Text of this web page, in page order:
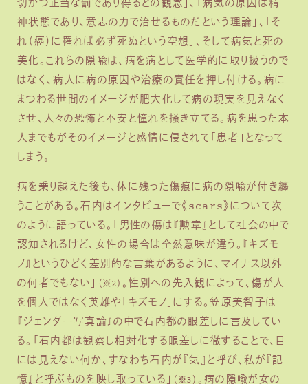
切かつ正当な罰であり得るとの観念」、「病気の原因は精
神状態であり、意志の力で治せるものだという理論」、「そ
れ（癌）に罹れば必ず死ぬという空想」、そして病気と死の
美化。これらの隠喩は、病を病として医学的に取り扱うので
はなく、病人に病の原因や治療の責任を押し付ける。病に
まつわる世間のイメージが肥大化して病の現実を見えなく
させ、人々の恐怖と不安と憧れを掻き立てる。病を患った本
人までもがそのイメージと感情に侵されて「患者」となって
しまう。
病を乗り越えた後も、体に残った傷痕に病の隠喩が付き纏
うことがある。石内はインタビューで《scars》について次
のように語っている。「男性の傷は『勲章』として社会の中で
認知されるけど、女性の場合は全然意味が違う。『キズモ
ノ』というひどく差別的な言葉があるように、マイナス以外
の何者でもない」 （※2）。性別への先入観によって、傷が人
を個人ではなく英雄や「キズモノ」にする。笠原美智子は
『ジェンダー写真論』の中で石内都の眼差しに言及してい
る。「石内都は観察し相対化する眼差しに徹することで、目
には見えない何か、すなわち石内が『気』と呼び、私が『記
憶』と呼ぶものを映し取っている」 （※3） 。病の隠喩が女の